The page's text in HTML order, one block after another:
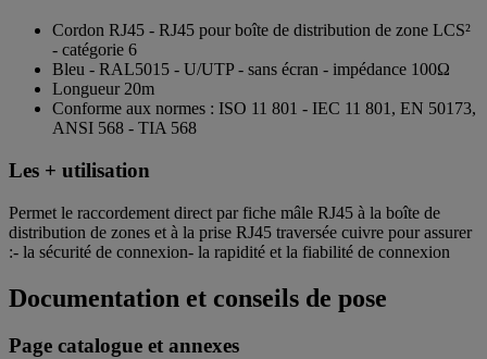
Cordon RJ45 - RJ45 pour boîte de distribution de zone LCS²
- catégorie 6
Bleu - RAL5015 - U/UTP - sans écran - impédance 100Ω
Longueur 20m
Conforme aux normes : ISO 11 801 - IEC 11 801, EN 50173,
ANSI 568 - TIA 568
Les + utilisation
Permet le raccordement direct par fiche mâle RJ45 à la boîte de
distribution de zones et à la prise RJ45 traversée cuivre pour assurer
:- la sécurité de connexion- la rapidité et la fiabilité de connexion
Documentation et conseils de pose
Page catalogue et annexes